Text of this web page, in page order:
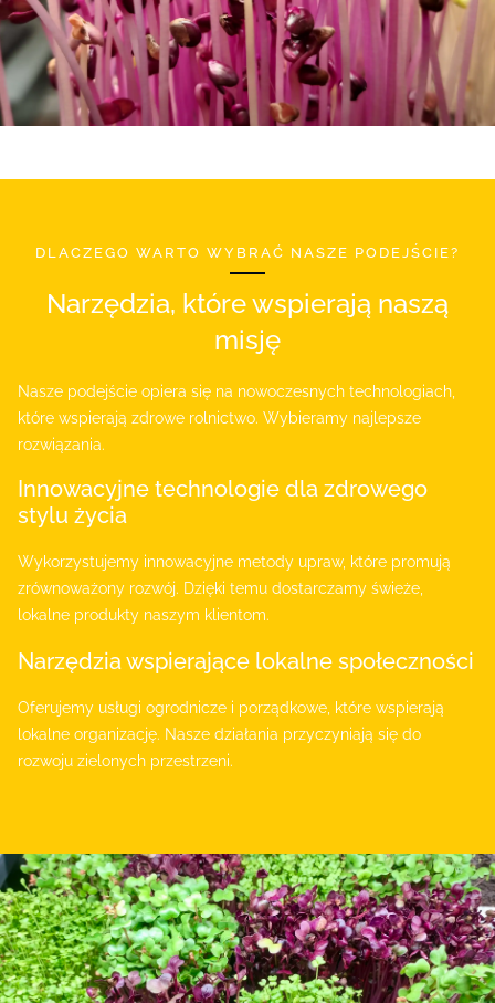
DLACZEGO WARTO WYBRAĆ NASZE PODEJŚCIE?
Narzędzia, które wspierają naszą
misję
Nasze podejście opiera się na nowoczesnych technologiach,
które wspierają zdrowe rolnictwo. Wybieramy najlepsze
rozwiązania.
Innowacyjne technologie dla zdrowego
stylu życia
Wykorzystujemy innowacyjne metody upraw, które promują
zrównoważony rozwój. Dzięki temu dostarczamy świeże,
lokalne produkty naszym klientom.
Narzędzia wspierające lokalne społeczności
Oferujemy usługi ogrodnicze i porządkowe, które wspierają
lokalne organizację. Nasze działania przyczyniają się do
rozwoju zielonych przestrzeni.